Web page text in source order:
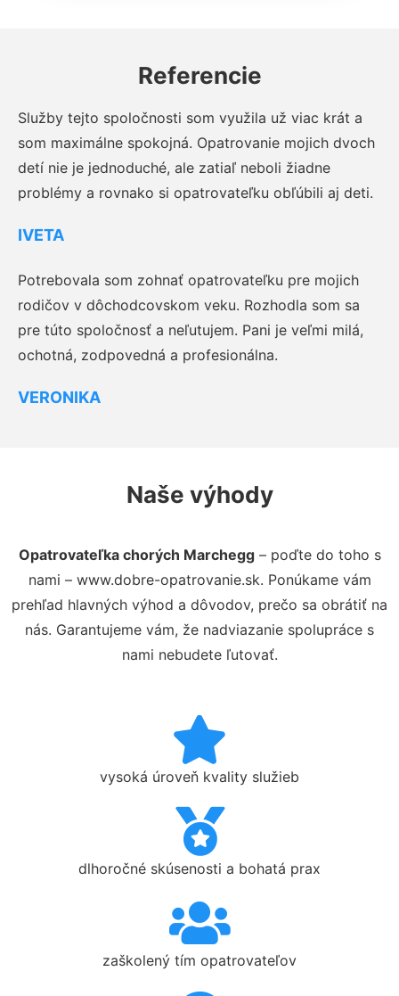
Referencie
Služby tejto spoločnosti som využila už viac krát a
som maximálne spokojná. Opatrovanie mojich dvoch
detí nie je jednoduché, ale zatiaľ neboli žiadne
problémy a rovnako si opatrovateľku obľúbili aj deti.
IVETA
Potrebovala som zohnať opatrovateľku pre mojich
rodičov v dôchodcovskom veku. Rozhodla som sa
pre túto spoločnosť a neľutujem. Pani je veľmi milá,
ochotná, zodpovedná a profesionálna.
VERONIKA
Naše výhody
Opatrovateľka chorých Marchegg– poďte do toho s
nami – www.dobre-opatrovanie.sk. Ponúkame vám
prehľad hlavných výhod a dôvodov, prečo sa obrátiť na
nás. Garantujeme vám, že nadviazanie spolupráce s
nami nebudete ľutovať.
vysoká úroveň kvality služieb
dlhoročné skúsenosti a bohatá prax
zaškolený tím opatrovateľov